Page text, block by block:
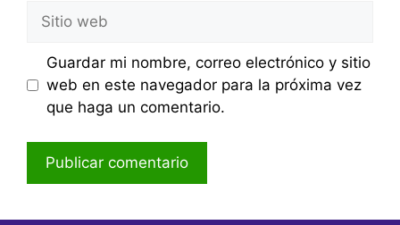
Sitio
web
Guardar mi nombre, correo electrónico y sitio
web en este navegador para la próxima vez
que haga un comentario.